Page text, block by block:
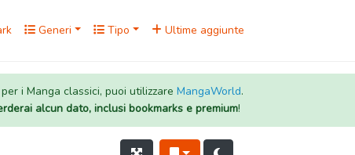
Generi Tipo Ultime aggiunte
i Manga classici, puoi utilizzare MangaWorld.
alcun dato, inclusi bookmarks e premium!